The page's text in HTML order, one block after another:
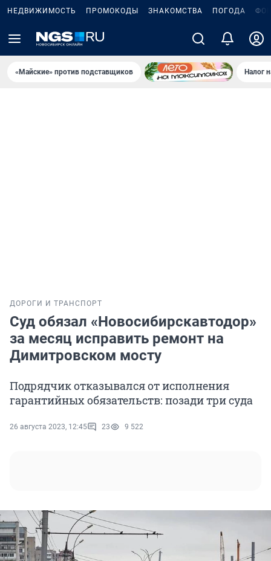
НЕДВИЖИМОСТЬ ПРОМОКОДЫ ЗНАКОМСТВА ПОГОДА
«Майские» против подставщиков Налог
ДОРОГИ И ТРАНСПОРТ
Суд обязал «Новосибирскавтодор»
за месяц исправить ремонт на
Димитровском мосту
Подрядчик отказывался от исполнения
гарантийных обязательств: позади три суда
26 августа 2023, 12:45 23 9 522